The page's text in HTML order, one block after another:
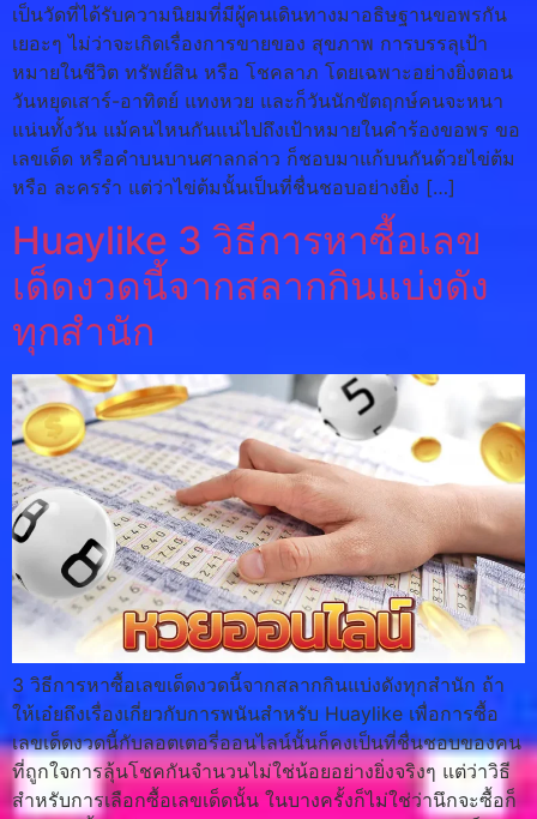
เป็นวัดที่ได้รับความนิยมที่มีผู้คนเดินทางมาอธิษฐานขอพรกัน
เยอะๆ ไม่ว่าจะเกิดเรื่องการขายของ สุขภาพ การบรรลุเป้า
หมายในชีวิต ทรัพย์สิน หรือ โชคลาภ โดยเฉพาะอย่างยิ่งตอน
วันหยุดเสาร์-อาทิตย์ แทงหวย และก็วันนักขัตฤกษ์คนจะหนา
แน่นทั้งวัน แม้คนไหนกันแน่ไปถึงเป้าหมายในคำร้องขอพร ขอ
เลขเด็ด หรือคำบนบานศาลกล่าว ก็ชอบมาแก้บนกันด้วยไข่ต้ม
หรือ ละครรำ แต่ว่าไข่ต้มนั้นเป็นที่ชื่นชอบอย่างยิ่ง […]
Huaylike 3 วิธีการหาซื้อเลข
เด็ดงวดนี้จากสลากกินแบ่งดัง
ทุกสํานัก
3 วิธีการหาซื้อเลขเด็ดงวดนี้จากสลากกินแบ่งดังทุกสํานัก ถ้า
ให้เอ๋ยถึงเรื่องเกี่ยวกับการพนันสำหรับ Huaylike เพื่อการซื้อ
เลขเด็ดงวดนี้กับลอตเตอรี่ออนไลน์นั้นก็คงเป็นที่ชื่นชอบของคน
ที่ถูกใจการลุ้นโชคกันจำนวนไม่ใช่น้อยอย่างยิ่งจริงๆ แต่ว่าวิธี
สำหรับการเลือกซื้อเลขเด็ดนั้น ในบางครั้งก็ไม่ใช่ว่านึกจะซื้อก็